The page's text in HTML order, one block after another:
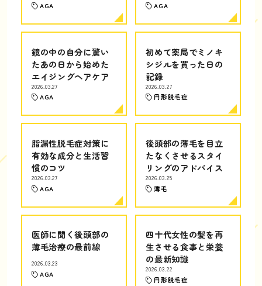
AGA AGA
鏡の中の自分に驚い
たあの日から始めた
エイジングヘアケア
2026.03.27
AGA
初めて薬局でミノキ
シジルを買った日の
記録
2026.03.27
円形脱毛症
脂漏性脱毛症対策に
有効な成分と生活習
慣のコツ
2026.03.27
AGA
後頭部の薄毛を目立
たなくさせるスタイ
リングのアドバイス
2026.03.25
薄毛
医師に聞く後頭部の
薄毛治療の最前線
2026.03.23
AGA
四十代女性の髪を再
生させる食事と栄養
の最新知識
2026.03.22
円形脱毛症